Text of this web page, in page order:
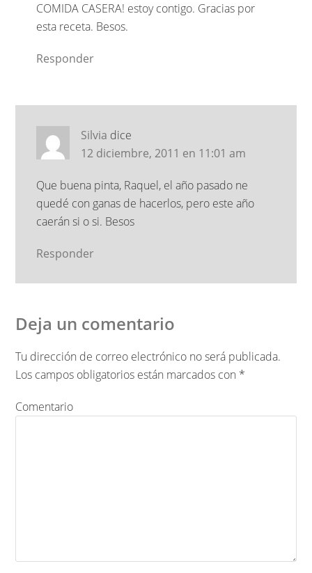
COMIDA CASERA! estoy contigo. Gracias por
esta receta. Besos.
Responder
Silvia dice
12 diciembre, 2011 en 11:01 am
Que buena pinta, Raquel, el año pasado ne
quedé con ganas de hacerlos, pero este año
caerán si o si. Besos
Responder
Deja un comentario
Tu dirección de correo electrónico no será publicada.
Los campos obligatorios están marcados con *
Comentario